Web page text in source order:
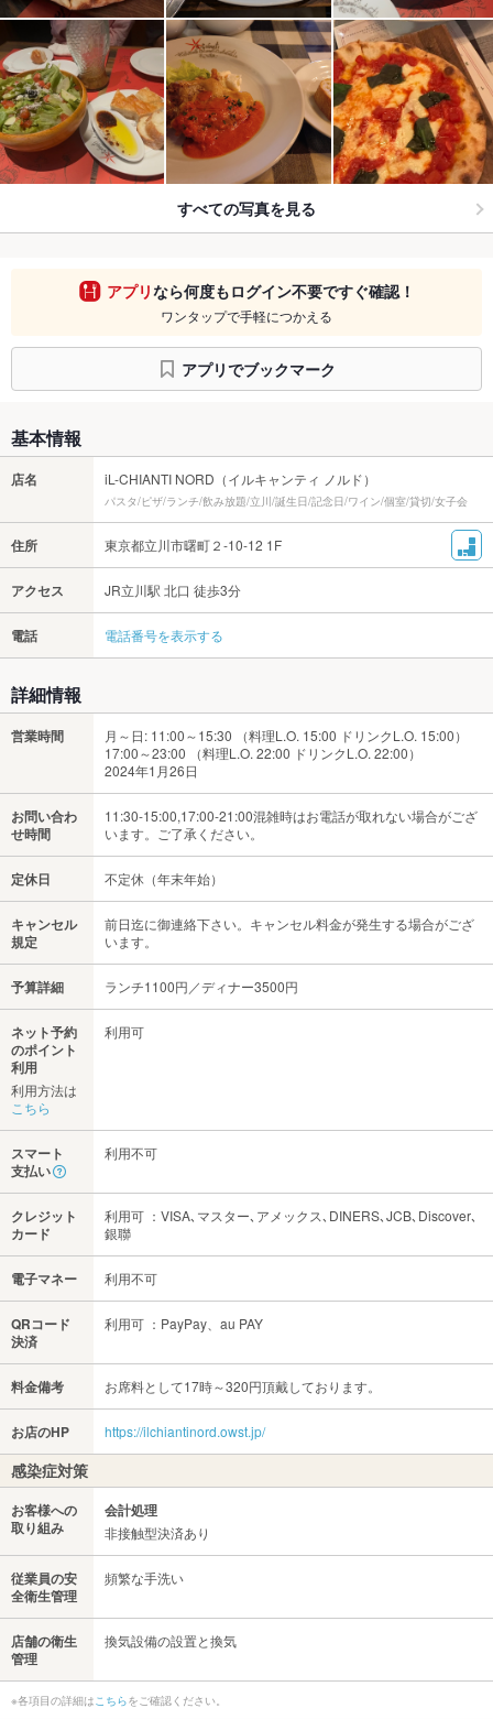
すべての写真を見る
アプリなら何度もログイン不要ですぐ確認！
ワンタップで手軽につかえる
アプリでブックマーク
基本情報
店名 iL-CHIANTI NORD（イルキャンティ ノルド）
パスタ/ピザ/ランチ/飲み放題/立川/誕生日/記念日/ワイン/個室/貸切/女子会
住所 東京都立川市曙町２-10-12 1F
アクセス JR立川駅 北口 徒歩3分
電話 電話番号を表示する
詳細情報
営業時間
月～日: 11:00～15:30 （料理L.O. 15:00 ドリンクL.O. 15:00）
17:00～23:00 （料理L.O. 22:00 ドリンクL.O. 22:00）
2024年1月26日
お問い合わ
せ時間
11:30-15:00,17:00-21:00混雑時はお電話が取れない場合がござ
います。ご了承ください。
定休日 不定休（年末年始）
キャンセル
規定
前日迄に御連絡下さい。キャンセル料金が発生する場合がござ
います。
予算詳細 ランチ1100円／ディナー3500円
ネット予約
のポイント
利用
利用方法は
こちら
利用可
スマート
支払い
利用不可
クレジット
カード
利用可 ：VISA､マスター､アメックス､DINERS､JCB､Discover､
銀聯
電子マネー 利用不可
QRコード
決済
利用可 ：PayPay、au PAY
料金備考 お席料として17時～320円頂戴しております。
お店のHP https://ilchiantinord.owst.jp/
感染症対策
お客様への
取り組み
会計処理
非接触型決済あり
従業員の安
全衛生管理
頻繁な手洗い
店舗の衛生
管理
換気設備の設置と換気
※各項目の詳細はこちらをご確認ください。